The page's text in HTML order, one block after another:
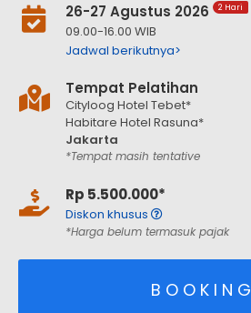
26-27 Agustus 2026 2 Hari
09.00-16.00 WIB
Jadwal berikutnya>
Tempat Pelatihan
Cityloog Hotel Tebet*
Habitare Hotel Rasuna*
Jakarta
*Tempat masih tentative
Rp 5.500.000*
Diskon khusus
*Harga belum termasuk pajak
B O O K I N G